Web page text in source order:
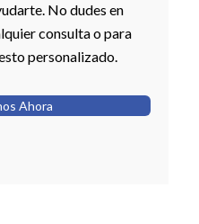
No dudes en
consulta o para
personalizado.
Ahora